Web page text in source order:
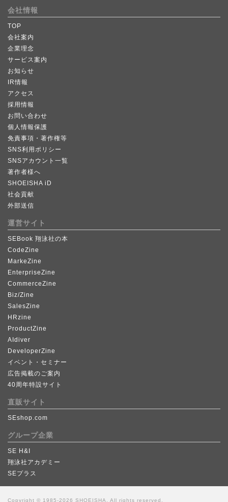
会社情報
TOP
会社案内
企業理念
サービス案内
お知らせ
IR情報
アクセス
採用情報
お問い合わせ
個人情報保護
免責事項・著作権等
SNS利用ポリシー
SNSアカウント一覧
著作者様へ
SHOEISHA iD
社会貢献
外部送信
運営サイト
SEBook 翔泳社の本
CodeZine
MarkeZine
EnterpriseZine
CommerceZine
Biz/Zine
SalesZine
HRzine
ProductZine
AIdiver
DeveloperZine
イベント・セミナー
広告掲載のご案内
40周年特設サイト
直販サイト
SEshop.com
グループ企業
SE H&I
翔泳社アカデミー
SEプラス
Copyright © 1985-2026 SHOEISHA, All rights reserved.